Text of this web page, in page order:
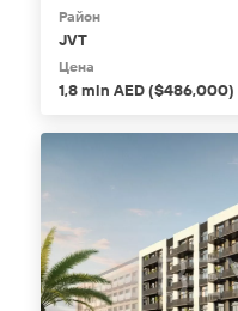
Район
JVT
Цена
1,8 mln AED ($486,000)